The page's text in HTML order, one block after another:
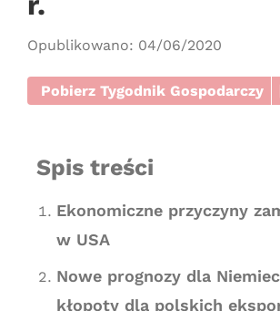
Opublikowano: 04/06/2020
Pobierz Tygodnik Gospodarczy
Spis treści
Ekonomiczne przyczyny
w USA
Nowe prognozy dla
kłopoty dla polskich